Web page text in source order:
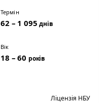
Термін
62 – 1 095днів
Вік
18 – 60 років
Ліцензія НБУ